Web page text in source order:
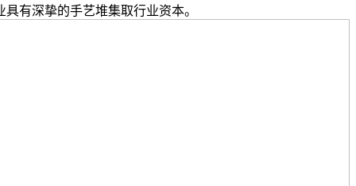
有深挚的手艺堆集取行业资本。